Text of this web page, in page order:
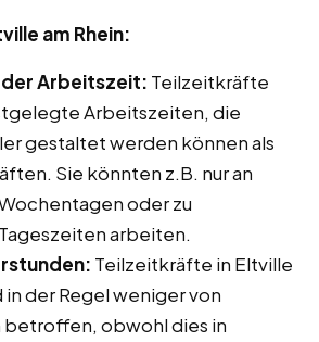
am Rhein:
Arbeitszeit: Teilzeitkräfte
Arbeitszeiten, die
gestaltet werden können als
Sie könnten z.B. nur an
oder zu
arbeiten.
Teilzeitkräfte in Eltville
in der Regel weniger von
obwohl dies in